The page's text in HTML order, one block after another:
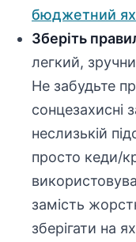
бюджетний
Зберіть
легкий,
Не забудьте
сонцезахисні
неслизькій
просто кеди/
замість
зберігати на